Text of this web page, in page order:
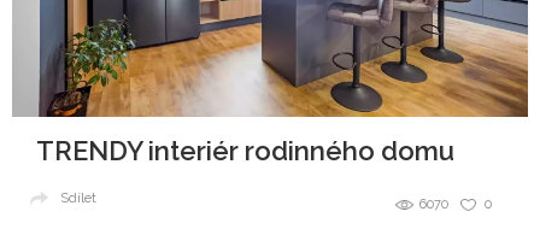
TRENDY interiér rodinného domu
0
6070
Sdílet